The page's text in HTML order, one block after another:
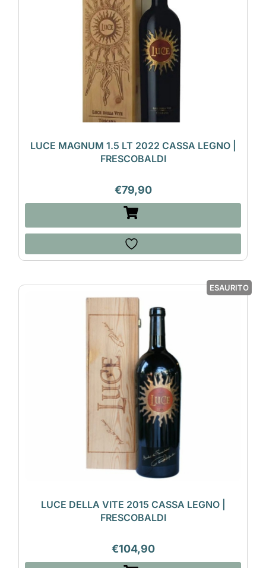
LUCE MAGNUM 1.5 LT 2022 CASSA LEGNO |
FRESCOBALDI
€79,90
ESAURITO
LUCE DELLA VITE 2015 CASSA LEGNO |
FRESCOBALDI
€104,90